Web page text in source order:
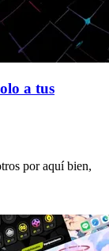
a tus
por aquí bien,